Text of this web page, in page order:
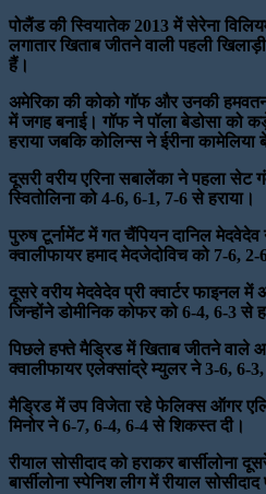
पोलैंड की स्वियातेक 2013 में सेरेना
लगातार खिताब जीतने वाली पहली
हैं।
अमेरिका की कोको गॉफ और उनकी
में जगह बनाई। गॉफ ने पॉला बेडोसा को
हराया जबकि कोलिन्स ने ईरीना
दूसरी वरीय एरिना सबालेंका ने पहला सेट
स्वितोलिना को 4-6, 6-1, 7-6 से हराया।
पुरुष टूर्नामेंट में गत चैंपियन दानिल
क्वालीफायर हमाद मेदजेदोविच को 7-6,
दूसरे वरीय मेदवेदेव प्री क्वार्टर फाइनल में
जिन्होंने डोमीनिक कोफर को 6-4, 6-3 से
पिछले हफ्ते मैड्रिड में खिताब जीतने
क्वालीफायर एलेक्सांद्रे म्युलर ने 3-6, 6-
मैड्रिड में उप विजेता रहे फेलिक्स ऑगर
मिनोर ने 6-7, 6-4, 6-4 से शिकस्त दी।
रीयाल सोसीदाद को हराकर बार्सीलोना
बार्सीलोना स्पेनिश लीग में रीयाल